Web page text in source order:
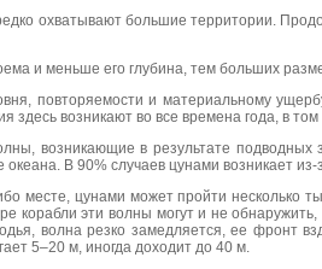
охватывают большие территории.
и меньше его глубина, тем больших
повторяемости и материальному
здесь возникают во все времена года, в
возникающие в результате подводных
океана. В 90% случаев цунами возникает
месте, цунами может пройти несколько
корабли эти волны могут и не
волна резко замедляется, ее фронт
5–20 м, иногда доходит до 40 м.